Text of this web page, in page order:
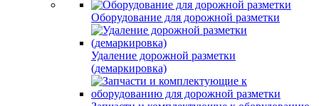
Оборудование для дорожной разметки
Удаление дорожной разметки
(демаркировка)